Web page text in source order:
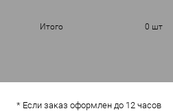
Итого 0 шт
* Если заказ оформлен до 12 часов